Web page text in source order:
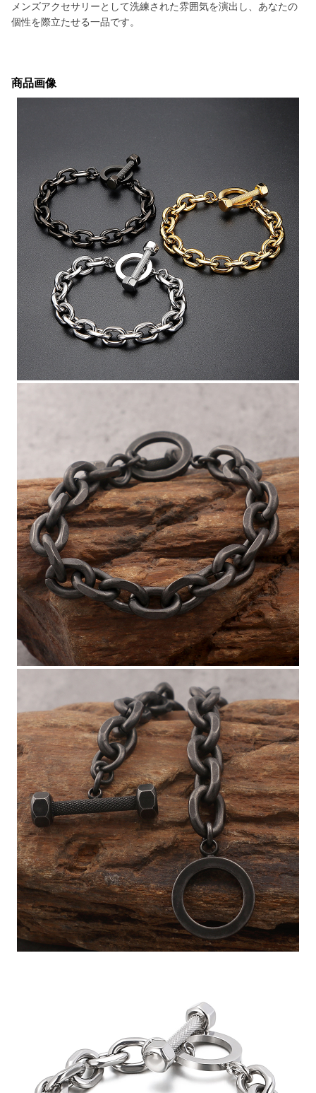
メンズアクセサリーとして洗練された雰囲気を演出し、あなたの
個性を際立たせる一品です。
商品画像